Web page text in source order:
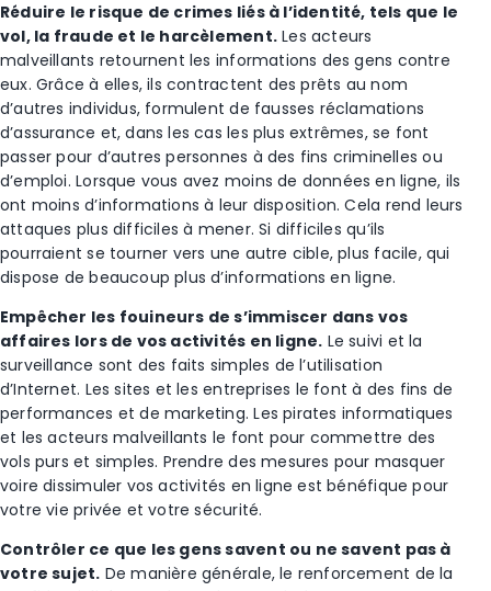
Réduire le risque de crimes liés à l’identité, tels que le
vol, la fraude et le harcèlement.Les acteurs
malveillants retournent les informations des gens contre
eux. Grâce à elles, ils contractent des prêts au nom
d’autres individus, formulent de fausses réclamations
d’assurance et, dans les cas les plus extrêmes, se font
passer pour d’autres personnes à des fins criminelles ou
d’emploi. Lorsque vous avez moins de données en ligne, ils
ont moins d’informations à leur disposition. Cela rend leurs
attaques plus difficiles à mener. Si difficiles qu’ils
pourraient se tourner vers une autre cible, plus facile, qui
dispose de beaucoup plus d’informations en ligne.
Empêcher les fouineurs de s’immiscer dans vos
affaires lors de vos activités en ligne. Le suivi et la
surveillance sont des faits simples de l’utilisation
d’Internet. Les sites et les entreprises le font à des fins de
performances et de marketing. Les pirates informatiques
et les acteurs malveillants le font pour commettre des
vols purs et simples. Prendre des mesures pour masquer
voire dissimuler vos activités en ligne est bénéfique pour
votre vie privée et votre sécurité.
Contrôler ce que les gens savent ou ne savent pas à
votre sujet. De manière générale, le renforcement de la